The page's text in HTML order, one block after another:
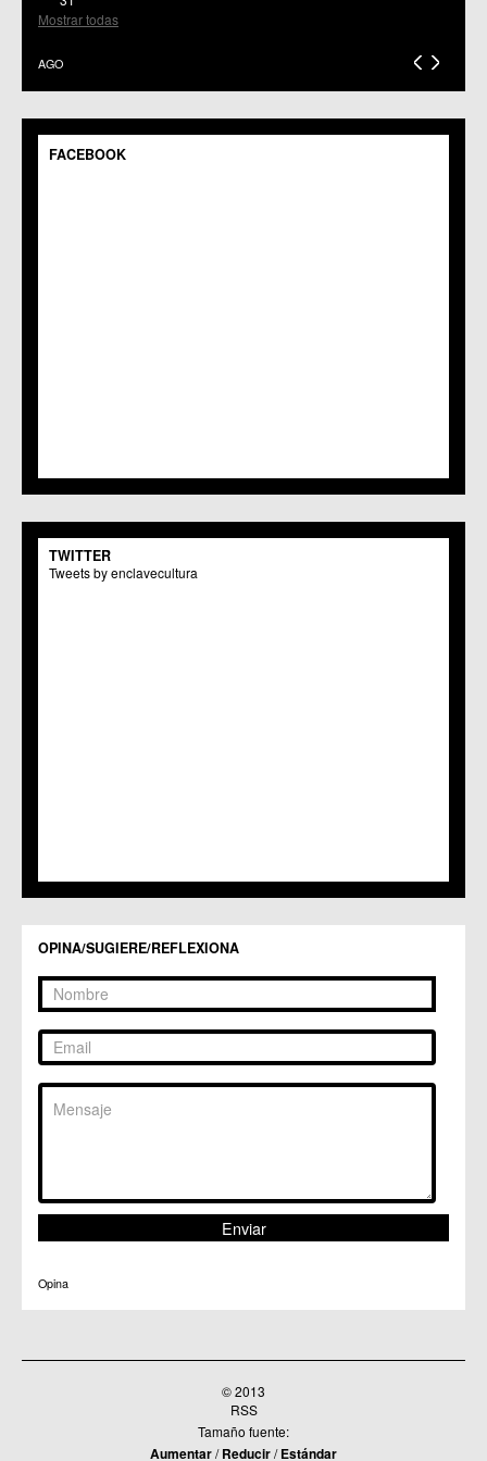
C.C.S. El Palmar
C.C.S. El Ranero
C.M. Gea y Truyols
C.C.S. La Paz
C.M. El Carmen
Centros Culturales
C.C. Puertas de Castilla
C.C. Zarandona
Mostrar todas
AGO
FACEBOOK
TWITTER
Tweets by enclavecultura
OPINA/SUGIERE/REFLEXIONA
Opina
© 2013
RSS
Tamaño fuente:
Aumentar/Reducir/Estándar